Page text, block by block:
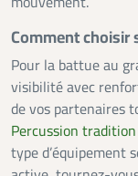
Comment choisir
Pour la battue au
visibilité avec
de vos partenaires
Percussion
type d’équipement